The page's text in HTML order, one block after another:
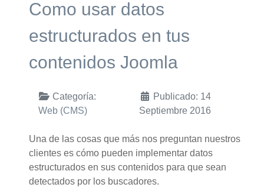
Como usar datos
estructurados en tus
contenidos Joomla
Categoría:
Web (CMS)
Publicado: 14
Septiembre 2016
Una de las cosas que más nos preguntan nuestros
clientes es cómo pueden implementar datos
estructurados en sus contenidos para que sean
detectados por los buscadores.